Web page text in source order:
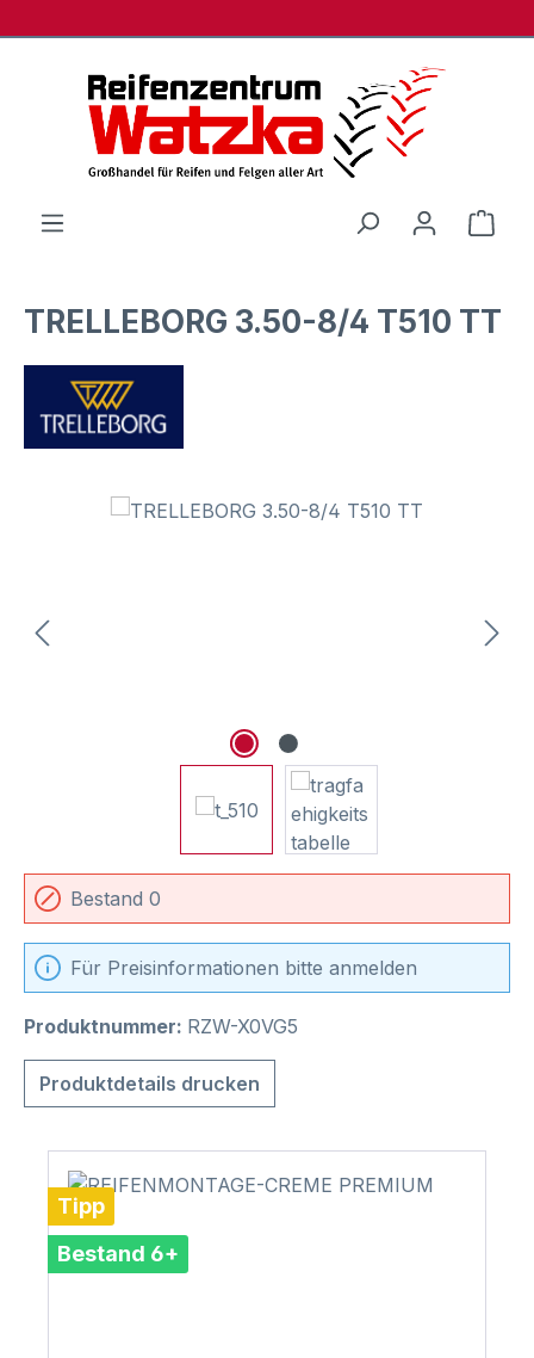
TRELLEBORG 3.50-8/4 T510 TT
Bildergalerie überspringen
Bestand 0
Für Preisinformationen bitte anmelden
Produktnummer: RZW-X0VG5
Produktdetails drucken
Tipp
Bestand 6+